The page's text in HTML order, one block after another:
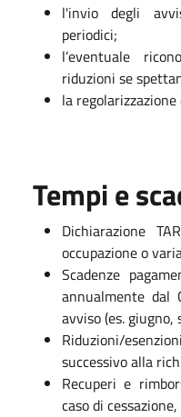
l'invio degli
periodici;
l’eventuale
riduzioni se
la
Tempi e
Dichiarazione
occupazione o
Scadenze
annualmente dal
avviso (es.
Riduzioni/
successivo alla
Recuperi e
caso di